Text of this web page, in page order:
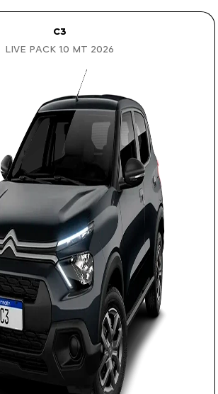
C3
LIVE PACK 1.0 MT 2026